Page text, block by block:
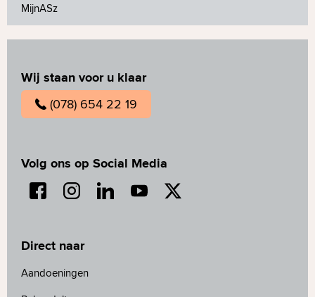
MijnASz
Wij staan voor u klaar
(078) 654 22 19
Volg ons op Social Media
Direct naar
Aandoeningen